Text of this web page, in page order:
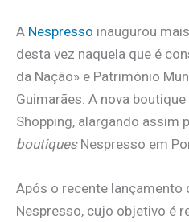
A Nespresso inaugurou
desta vez naquela que é
da Nação» e Património
Guimarães. A nova
Shopping, alargando assim
boutiquesNespresso em
Após o recente lançamento
Nespresso, cujo objetivo é